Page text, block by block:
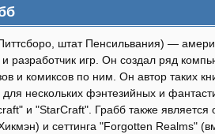
штат Пенсильвания) —
игр. Он создал ряд
и комиксов по ним. Он автор таких
нескольких фэнтезийных и
и "StarCraft". Грабб также является
и сеттинга "Forgotten Realms"